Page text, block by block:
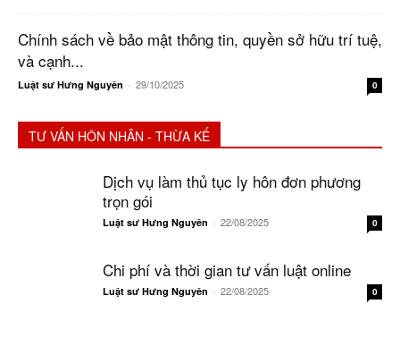
Chính sách về bảo mật thông tin, quyền sở hữu trí tuệ,
và cạnh...
Luật sư Hưng Nguyên - 29/10/2025 0
TƯ VẤN HÔN NHÂN - THỪA KẾ
Dịch vụ làm thủ tục ly hôn đơn phương
trọn gói
Luật sư Hưng Nguyên - 22/08/2025 0
Chi phí và thời gian tư vấn luật online
Luật sư Hưng Nguyên - 22/08/2025 0